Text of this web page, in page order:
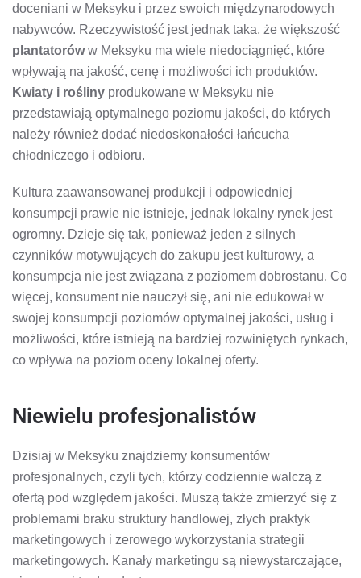
doceniani w Meksyku i przez swoich międzynarodowych
nabywców. Rzeczywistość jest jednak taka, że ​​większość
plantatoróww Meksyku ma wiele niedociągnięć, które
wpływają na jakość, cenę i możliwości ich produktów.
Kwiaty i rośliny produkowane w Meksyku nie
przedstawiają optymalnego poziomu jakości, do których
należy również dodać niedoskonałości łańcucha
chłodniczego i odbioru.
Kultura zaawansowanej produkcji i odpowiedniej
konsumpcji prawie nie istnieje, jednak lokalny rynek jest
ogromny. Dzieje się tak, ponieważ jeden z silnych
czynników motywujących do zakupu jest kulturowy, a
konsumpcja nie jest związana z poziomem dobrostanu. Co
więcej, konsument nie nauczył się, ani nie edukował w
swojej konsumpcji poziomów optymalnej jakości, usług i
możliwości, które istnieją na bardziej rozwiniętych rynkach,
co wpływa na poziom oceny lokalnej oferty.
Niewielu profesjonalistów
Dzisiaj w Meksyku znajdziemy konsumentów
profesjonalnych, czyli tych, którzy codziennie walczą z
ofertą pod względem jakości. Muszą także zmierzyć się z
problemami braku struktury handlowej, złych praktyk
marketingowych i zerowego wykorzystania strategii
marketingowych. Kanały marketingu są niewystarczające,